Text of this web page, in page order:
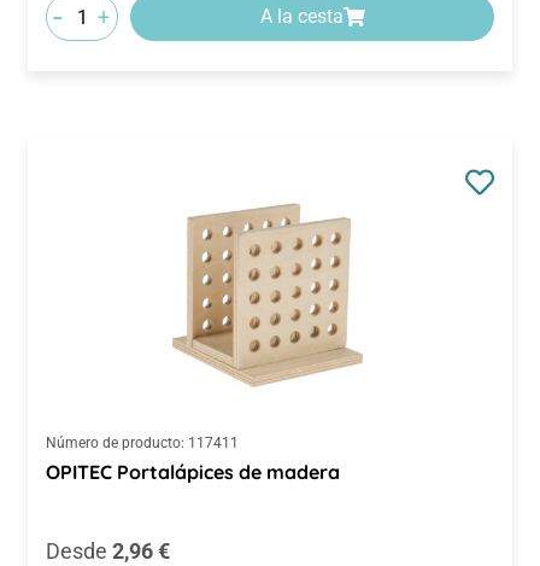
- + A la cesta
Número de producto: 117411
OPITEC Portalápices de madera
Precio normal:
Desde 2,96 €